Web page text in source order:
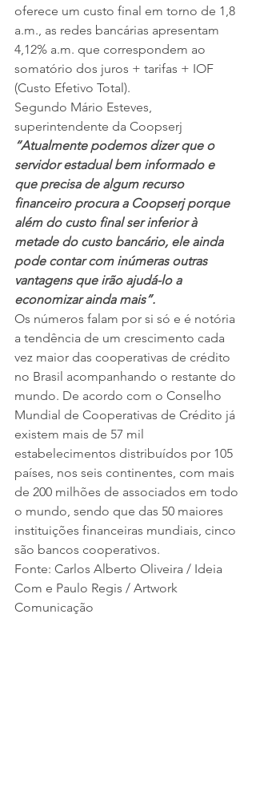
oferece um custo final em torno de 1,8
a.m., as redes bancárias apresentam
4,12% a.m. que correspondem ao
somatório dos juros + tarifas + IOF
(Custo Efetivo Total).
Segundo Mário Esteves,
superintendente da Coopserj
“Atualmente podemos dizer que o
servidor estadual bem informado e
que precisa de algum recurso
financeiro procura a Coopserj porque
além do custo final ser inferior à
metade do custo bancário, ele ainda
pode contar com inúmeras outras
vantagens que irão ajudá-lo a
economizar ainda mais”.
Os números falam por si só e é notória
a tendência de um crescimento cada
vez maior das cooperativas de crédito
no Brasil acompanhando o restante do
mundo. De acordo com o Conselho
Mundial de Cooperativas de Crédito já
existem mais de 57 mil
estabelecimentos distribuídos por 105
países, nos seis continentes, com mais
de 200 milhões de associados em todo
o mundo, sendo que das 50 maiores
instituições financeiras mundiais, cinco
são bancos cooperativos.
Fonte: Carlos Alberto Oliveira / Ideia
Com e Paulo Regis / Artwork
Comunicação